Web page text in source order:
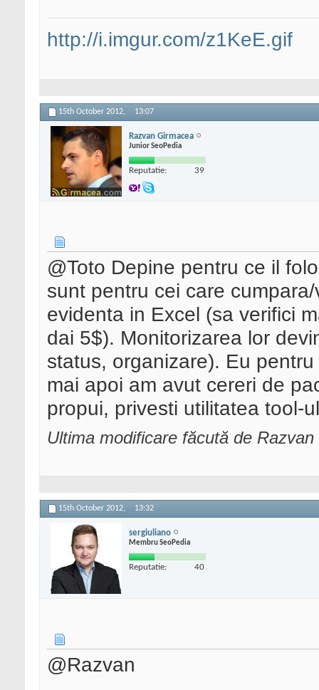
http://i.imgur.com/z1KeE.gif
15th October 2012, 13:07
Razvan Girmacea
Junior SeoPedia
Reputatie: 39
@Toto Depine pentru ce il
sunt pentru cei care
evidenta in Excel (sa verifici
dai 5$). Monitorizarea lor
status, organizare). Eu
mai apoi am avut cereri de
propui, privesti utilitatea tool-
Ultima modificare făcută de
15th October 2012, 13:32
sergiuliano
Membru SeoPedia
Reputatie: 40
@Razvan